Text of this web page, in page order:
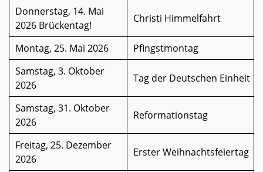
Donnerstag, 14. Mai
2026 Brückentag!
Christi Himmelfahrt
Montag, 25. Mai 2026
Pfingstmontag
Samstag, 3. Oktober
2026
Tag der Deutschen Einheit
Samstag, 31. Oktober
2026
Reformationstag
Freitag, 25. Dezember
2026
Erster Weihnachtsfeiertag